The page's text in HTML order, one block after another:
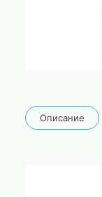
Описание